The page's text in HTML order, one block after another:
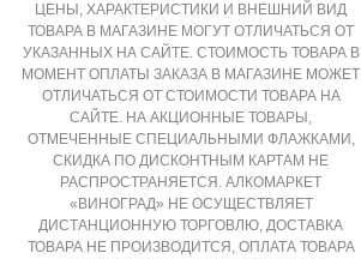
ЦЕНЫ, ХАРАКТЕРИСТИКИ И ВНЕШНИЙ ВИД
ТОВАРА В МАГАЗИНЕ МОГУТ ОТЛИЧАТЬСЯ ОТ
УКАЗАННЫХ НА САЙТЕ. СТОИМОСТЬ ТОВАРА В
МОМЕНТ ОПЛАТЫ ЗАКАЗА В МАГАЗИНЕ МОЖЕТ
ОТЛИЧАТЬСЯ ОТ СТОИМОСТИ ТОВАРА НА
САЙТЕ. НА АКЦИОННЫЕ ТОВАРЫ,
ОТМЕЧЕННЫЕ СПЕЦИАЛЬНЫМИ ФЛАЖКАМИ,
СКИДКА ПО ДИСКОНТНЫМ КАРТАМ НЕ
РАСПРОСТРАНЯЕТСЯ. АЛКОМАРКЕТ
«ВИНОГРАД» НЕ ОСУЩЕСТВЛЯЕТ
ДИСТАНЦИОННУЮ ТОРГОВЛЮ, ДОСТАВКА
ТОВАРА НЕ ПРОИЗВОДИТСЯ, ОПЛАТА ТОВАРА